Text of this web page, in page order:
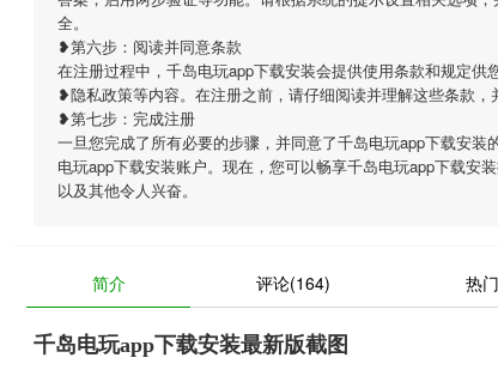
全。
❥第六步：阅读并同意条款
在注册过程中，千岛电玩app下载安装会提供使用条款和规定供
❥隐私政策等内容。在注册之前，请仔细阅读并理解这些条款，
❥第七步：完成注册
一旦您完成了所有必要的步骤，并同意了千岛电玩app下载安装
电玩app下载安装账户。现在，您可以畅享千岛电玩app下载安
以及其他令人兴奋。
简介 评论(164) 热
千岛电玩app下载安装最新版截图